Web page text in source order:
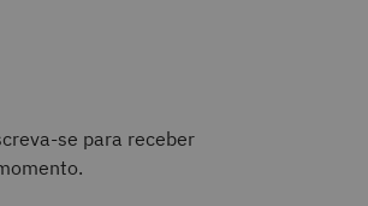
se para receber